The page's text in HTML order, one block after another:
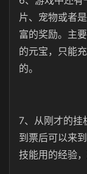
片、宠物或者
富的奖励。主
的元宝，只能
的。
7、从刚才的挂
到票后可以来
技能用的经验